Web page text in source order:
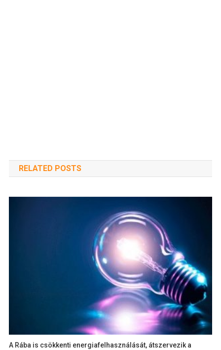
RELATED POSTS
A Rába is csökkenti energiafelhasználását, átszervezik a